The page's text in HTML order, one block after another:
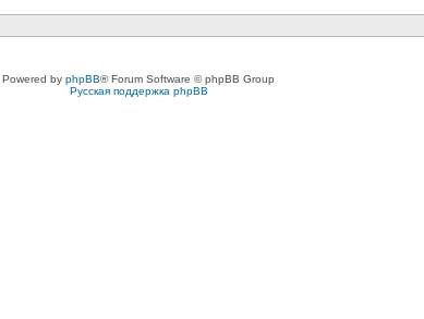
Powered by phpBB® Forum Software © phpBB Group
Русская поддержка phpBB